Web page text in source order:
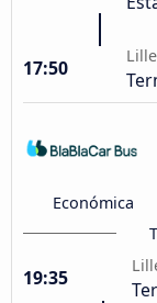
17:50
Lille
Económica
19:35